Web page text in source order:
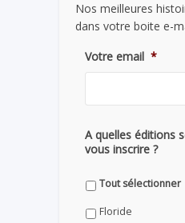
Nos meilleures
dans votre boite e-
Votre email *
A quelles éditions
vous inscrire ?
Tout sélectionner
Floride